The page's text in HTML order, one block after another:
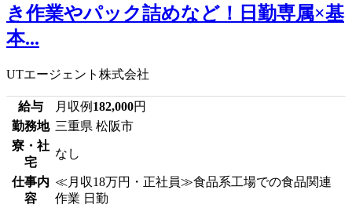
き作業やパック詰めなど！日勤専属×基
本...
UTエージェント株式会社
給与 月収例 182,000円
勤務地 三重県 松阪市
寮・社
宅
なし
仕事内
容
≪月収18万円・正社員≫食品系工場での食品関連
作業 日勤